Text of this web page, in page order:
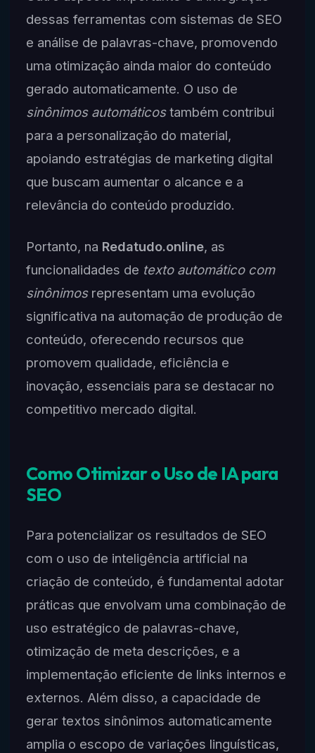
dessas ferramentas com sistemas de SEO
e análise de palavras-chave, promovendo
uma otimização ainda maior do conteúdo
gerado automaticamente. O uso de
sinônimos automáticostambém contribui
para a personalização do material,
apoiando estratégias de marketing digital
que buscam aumentar o alcance e a
relevância do conteúdo produzido.
Portanto, na Redatudo.online, as
funcionalidades de texto automático com
sinônimosrepresentam uma evolução
significativa na automação de produção de
conteúdo, oferecendo recursos que
promovem qualidade, eficiência e
inovação, essenciais para se destacar no
competitivo mercado digital.
Como Otimizar o Uso de IA para
SEO
Para potencializar os resultados de SEO
com o uso de inteligência artificial na
criação de conteúdo, é fundamental adotar
práticas que envolvam uma combinação de
uso estratégico de palavras-chave,
otimização de meta descrições, e a
implementação eficiente de links internos e
externos. Além disso, a capacidade de
gerar textos sinônimos automaticamente
amplia o escopo de variações linguísticas,